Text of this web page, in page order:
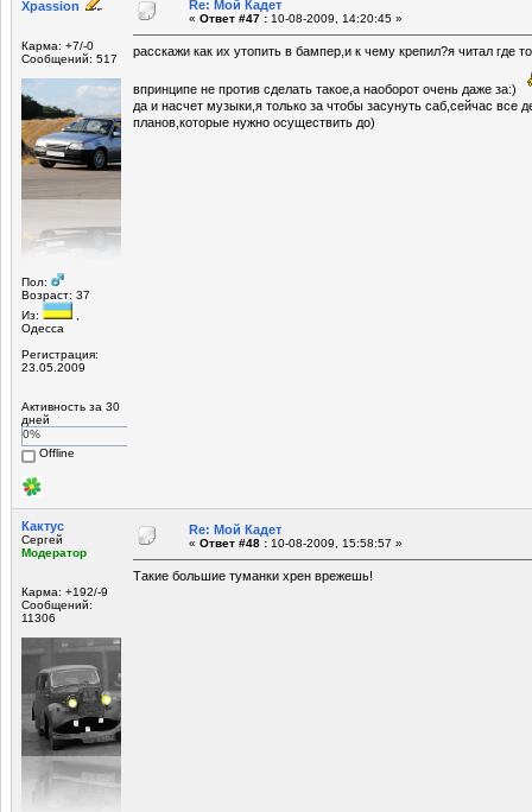
Xpassion
Карма: +7/-0
Сообщений: 517
Пол:
Возраст: 37
Из:
Одесса
Регистрация:
23.05.2009
Активность за 30
дней
0%
Offline
Re: Мой Кадет
« Ответ #47 : 10-08-2009, 14:20:45 »
расскажи как их утопить в бампер,и к чему крепил?я читал где
впринципе не против сделать такое,а наоборот очень даже за:)
да и насчет музыки,я только за чтобы засунуть саб,сейчас все
планов,которые нужно осуществить до)
Кактус
Сергей
Модератор
Карма: +192/-9
Сообщений:
11306
Re: Мой Кадет
« Ответ #48 : 10-08-2009, 15:58:57 »
Такие большие туманки хрен врежешь!